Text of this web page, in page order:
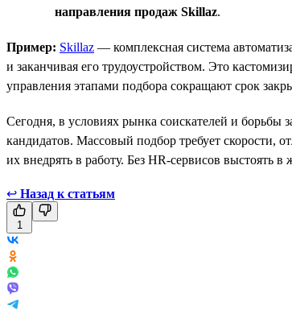
направления продаж Skillaz.
Пример: Skillaz — комплексная система
и заканчивая его трудоустройством. Это
управления этапами подбора сокращают срок
Сегодня, в условиях рынка соискателей и борьбы
кандидатов. Массовый подбор требует скорости,
их внедрять в работу. Без HR-сервисов выстоять
↩ Назад к статьям
1